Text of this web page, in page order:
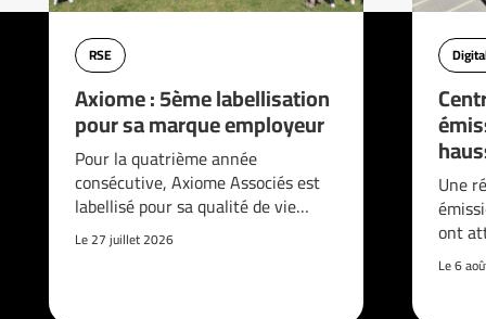
RSE
Axiome : 5ème labellisation
pour sa marque employeur
Pour la quatrième année
consécutive, Axiome Associés est
labellisé pour sa qualité de vie…
Le 27 juillet 2026
Une
ont
Le 6